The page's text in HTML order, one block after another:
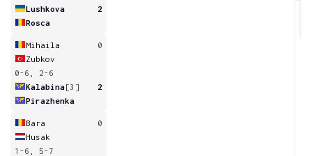
Lushkova
2
Rosca
Mihaila
0
Zubkov
0-6, 2-6
Kalabina[3]
2
Pirazhenka
Bara
0
Husak
1-6, 5-7